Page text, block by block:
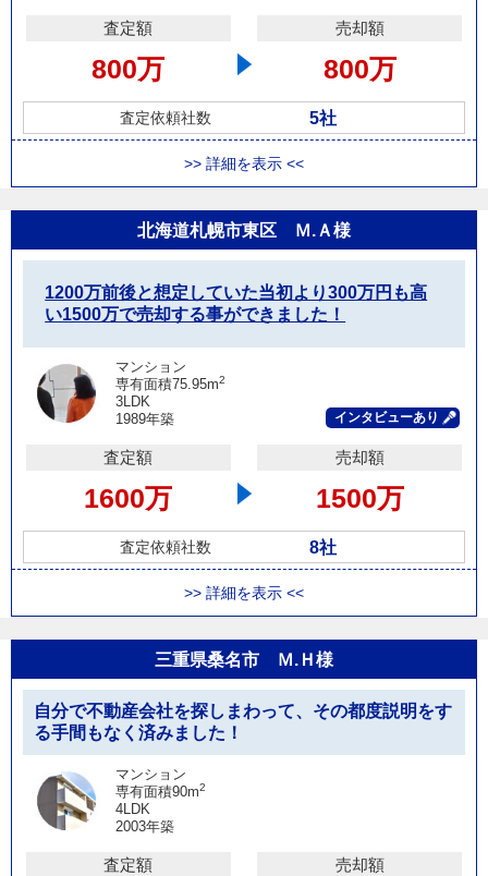
査定額
800万
売却額
800万
査定依頼社数 5社
>> 詳細を表示 <<
北海道札幌市東区 Ｍ.Ａ様
1200万前後と想定していた当初より300万円も高
い1500万で売却する事ができました！
マンション
専有面積75.95m2
3LDK
1989年築
インタビューあり
査定額
1600万
売却額
1500万
査定依頼社数 8社
>> 詳細を表示 <<
三重県桑名市 Ｍ.Ｈ様
自分で不動産会社を探しまわって、その都度説明をす
る手間もなく済みました！
マンション
専有面積90m2
4LDK
2003年築
査定額 売却額